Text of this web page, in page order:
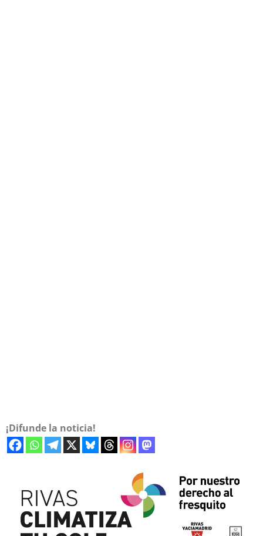
¡Difunde la noticia!